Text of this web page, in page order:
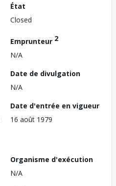
État
Closed
Emprunteur 2
N/A
Date de divulgation
N/A
Date d'entrée en vigueur
16 août 1979
Organisme d'exécution
N/A